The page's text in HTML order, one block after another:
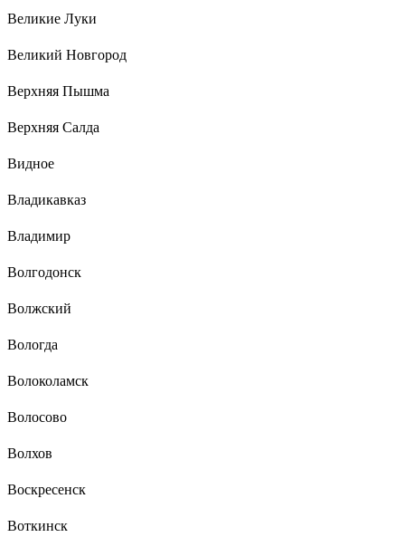
Великие Луки
Великий Новгород
Верхняя Пышма
Верхняя Салда
Видное
Владикавказ
Владимир
Волгодонск
Волжский
Вологда
Волоколамск
Волосово
Волхов
Воскресенск
Воткинск